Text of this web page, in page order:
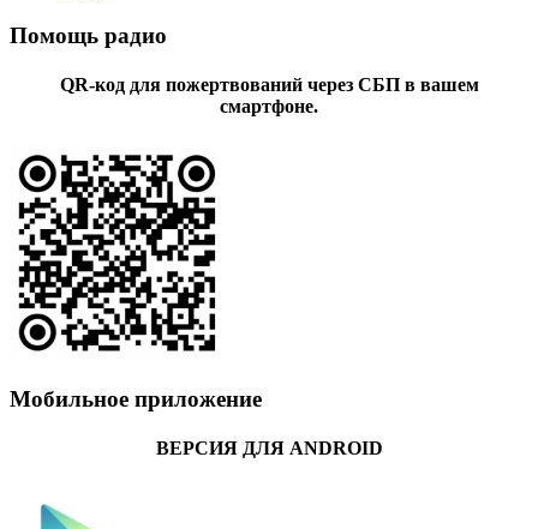
Помощь радио
QR-код для пожертвований через СБП в вашем
смартфоне.
Мобильное приложение
ВЕРСИЯ ДЛЯ ANDROID